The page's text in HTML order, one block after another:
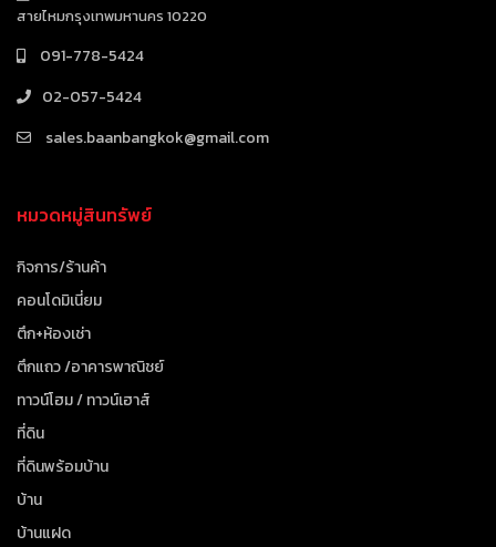
สายไหมกรุงเทพมหานคร 10220
091-778-5424
02-057-5424
sales.baanbangkok@gmail.com
หมวดหมู่สินทรัพย์
กิจการ/ร้านค้า
คอนโดมิเนี่ยม
ตึก+ห้องเช่า
ตึกแถว /อาคารพาณิชย์
ทาวน์โฮม / ทาวน์เฮาส์
ที่ดิน
ที่ดินพร้อมบ้าน
บ้าน
บ้านแฝด